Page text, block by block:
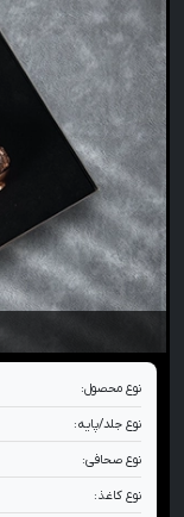
نوع محصول:
نوع جلد/پایه:
نوع صحافی:
نوع کاغذ: